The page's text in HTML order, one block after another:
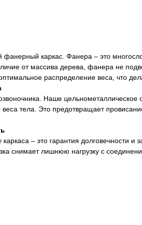
фанерный каркас. Фанера – это
от массива дерева, фанера не
распределение веса, что
Наше
тела. Это предотвращает
– это гарантия долговечности и
снимает лишнюю нагрузку с